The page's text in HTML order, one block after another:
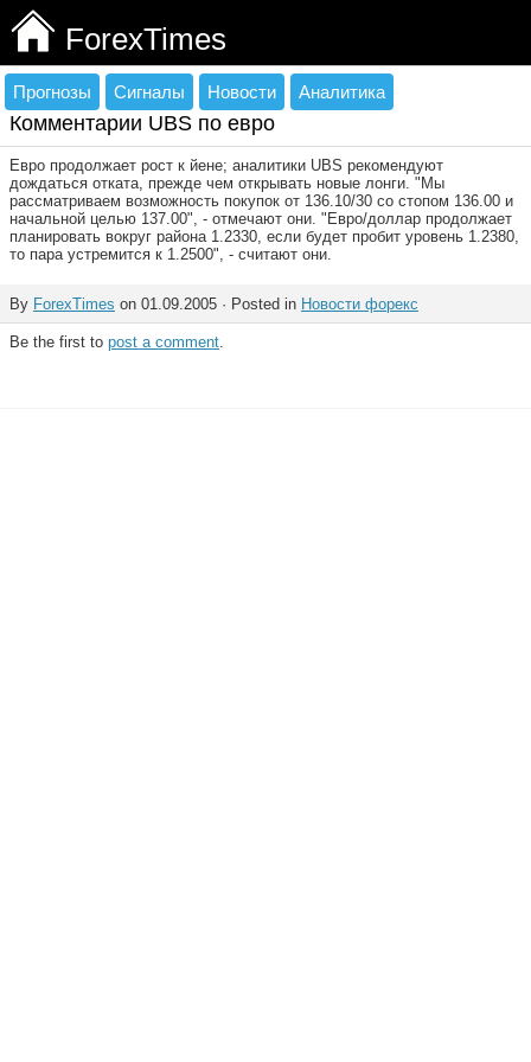
ForexTimes
Прогнозы Сигналы Новости Аналитика
Комментарии UBS по евро
Евро продолжает рост к йене; аналитики UBS рекомендуют
дождаться отката, прежде чем открывать новые лонги. "Мы
рассматриваем возможность покупок от 136.10/30 со стопом 136.00 и
начальной целью 137.00", - отмечают они. "Евро/доллар продолжает
планировать вокруг района 1.2330, если будет пробит уровень 1.2380,
то пара устремится к 1.2500", - считают они.
By ForexTimes on 01.09.2005 · Posted in Новости форекс
Be the first to post a comment.